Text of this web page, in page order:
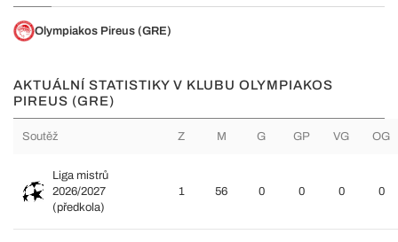
Olympiakos Pireus (GRE)
AKTUÁLNÍ STATISTIKY V KLUBU OLYMPIAKOS
PIREUS (GRE)
Soutěž Z M G GP VG OG
Liga mistrů
2026/2027
(předkola)
1 56 0 0 0 0